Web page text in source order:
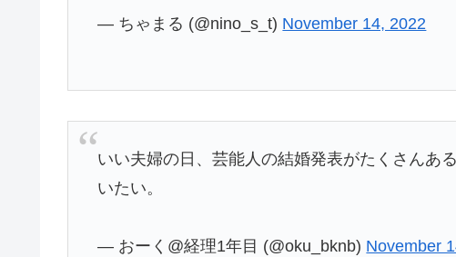
— ちゃまる (@nino_s_t) November 14, 2022
いい夫婦の日、芸能人の結婚発表がたくさんあ
いたい。
— おーく@経理1年目 (@oku_bknb) November